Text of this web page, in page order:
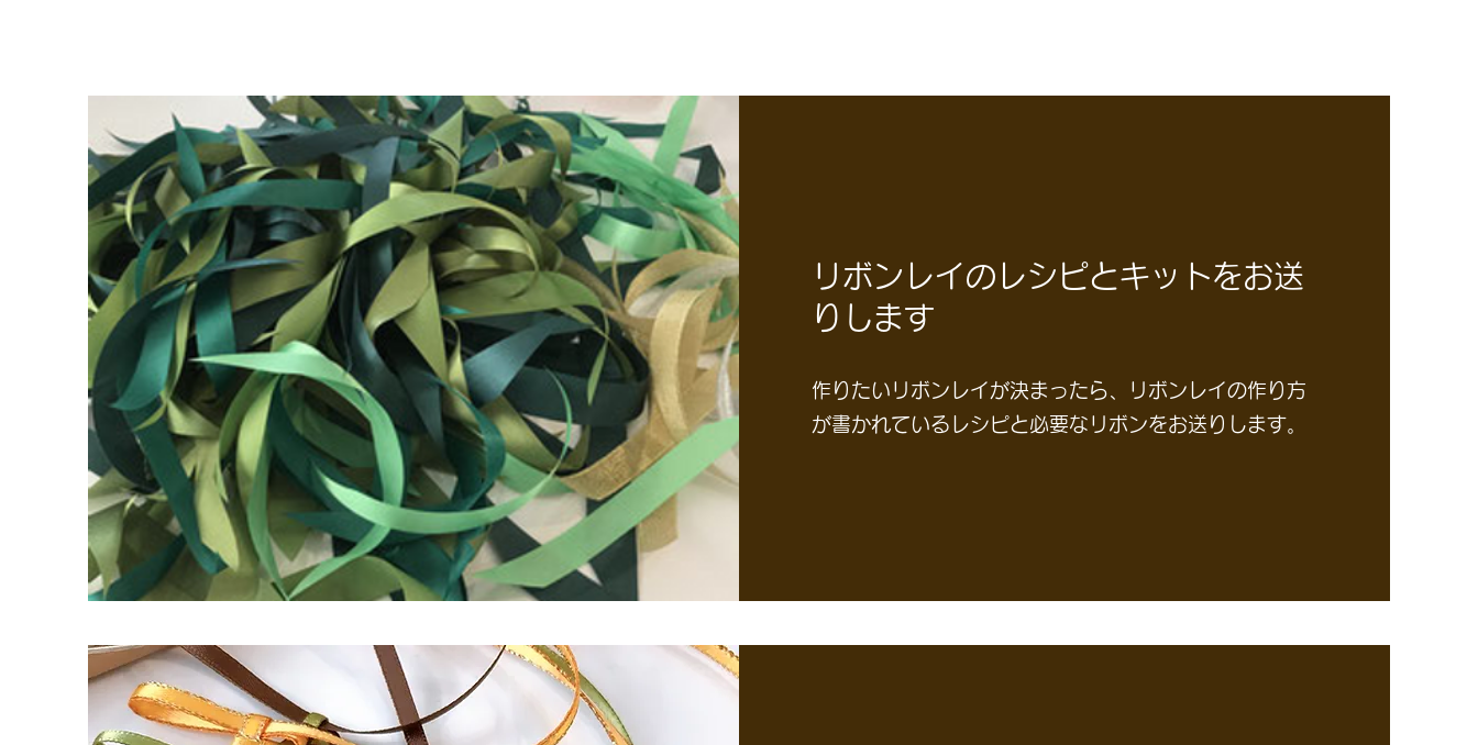
リボンレイのレシピとキットをお送
りします
作りたいリボンレイが決まったら、リボンレイの作り方
が書かれているレシピと必要なリボンをお送りします。